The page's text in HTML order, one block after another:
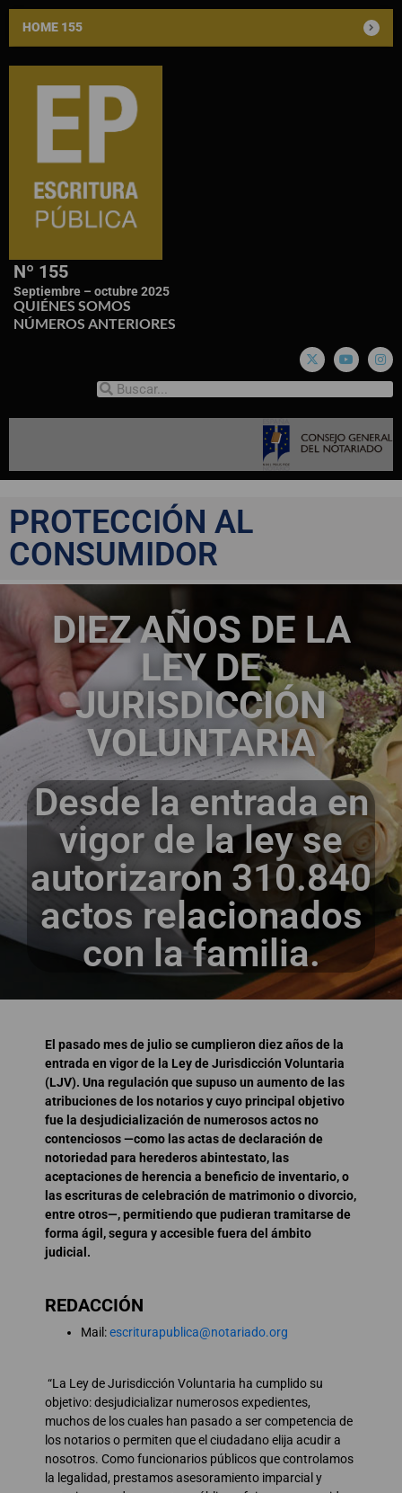
HOME 155
Nº 155
Septiembre – octubre 2025
QUIÉNES SOMOS
NÚMEROS ANTERIORES
PROTECCIÓN AL
CONSUMIDOR
DIEZ AÑOS DE LA
LEY DE
JURISDICCIÓN
VOLUNTARIA
Desde la entrada en
vigor de la ley se
autorizaron 310.840
actos relacionados
con la familia.
El pasado mes de julio se cumplieron diez años de la
entrada en vigor de la Ley de Jurisdicción Voluntaria
(LJV). Una regulación que supuso un aumento de las
atribuciones de los notarios y cuyo principal objetivo
fue la desjudicialización de numerosos actos no
contenciosos —como las actas de declaración de
notoriedad para herederos abintestato, las
aceptaciones de herencia a beneficio de inventario, o
las escrituras de celebración de matrimonio o divorcio,
entre otros—, permitiendo que pudieran tramitarse de
forma ágil, segura y accesible fuera del ámbito
judicial.
REDACCIÓN
Mail:escriturapublica@notariado.org
“La Ley de Jurisdicción Voluntaria ha cumplido su
objetivo: desjudicializar numerosos expedientes,
muchos de los cuales han pasado a ser competencia de
los notarios o permiten que el ciudadano elija acudir a
nosotros. Como funcionarios públicos que controlamos
la legalidad, prestamos asesoramiento imparcial y